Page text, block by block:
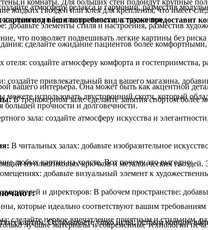
атмосферу релакса и гармонии, разместив
добавьте элементы стиля и настроения, разместив
сделайте ожидание пациентов более
отеля: создайте атмосферу комфорта и гостеприимства,
привлекательный вид вашего магазина,
В тренажерном зале: сделайте занятия спортом
зала: создайте атмосферу искусства и
В читальных залах: добавьте изобразительное
добавьте визуальный элемент к
и директоров: В рабочем пространстве:
сделайте первое впечатление приятным и стильным,
жидких гвоздей или клея для крепления, что имеет
без специальных инструментов.
что позволяет подвешивать легкие картины без риска
использовать двусторонний скотч, который
большей прочности и долговечности.
из пластиковых крючков и металлических
картин. Отламываете ушко иглы, острым концом
и комнаты. Для больших стен подойдут крупные
вашего интерьера. Она может быть как акцентной
любых картин на холсте. Вот почему это выгодно:
которые идеально соответствуют вашим
лучшие материалы и современные технологии
под ваши потребности, а также предоставит